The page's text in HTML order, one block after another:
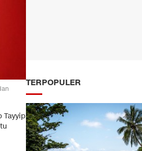
Tayyip
TERPOPULER